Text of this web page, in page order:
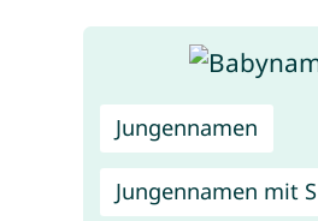
Jungennamen
Jungennamen mit S